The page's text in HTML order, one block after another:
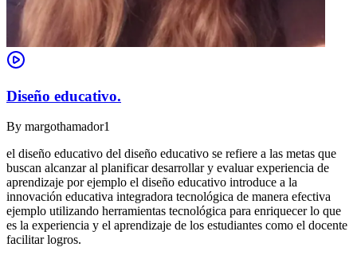
Diseño educativo.
By margothamador1
el diseño educativo del diseño educativo se refiere a las metas que
buscan alcanzar al planificar desarrollar y evaluar experiencia de
aprendizaje por ejemplo el diseño educativo introduce a la
innovación educativa integradora tecnológica de manera efectiva
ejemplo utilizando herramientas tecnológica para enriquecer lo que
es la experiencia y el aprendizaje de los estudiantes como el docente
facilitar logros.